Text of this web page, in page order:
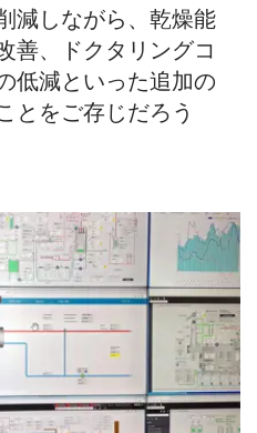
減しながら、乾燥能
善、ドクタリングコ
低減といった追加の
とをご存じだろう